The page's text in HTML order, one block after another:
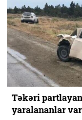
Təkəri partlayan
yaralananlar var